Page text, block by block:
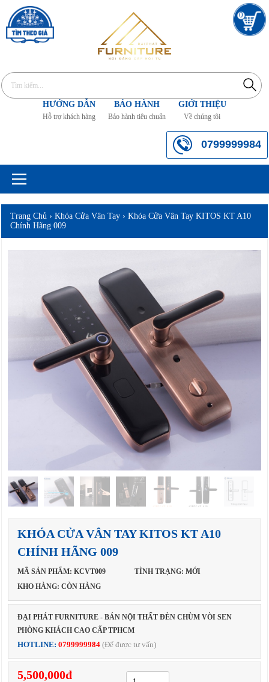
0
HƯỚNG DẪN
Hỗ trợ khách hàng
BẢO HÀNH
Bảo hành tiêu chuẩn
GIỚI THIỆU
Về chúng tôi
0799999984
Trang Chủ ›Khóa Cửa Vân Tay ›Khóa Cửa Vân Tay KITOS KT A10
Chính Hãng 009
KHÓA CỬA VÂN TAY KITOS KT A10
CHÍNH HÃNG 009
MÃ SẢN PHẨM: KCVT009
TÌNH TRẠNG: MỚI
KHO HÀNG: CÒN HÀNG
ĐẠI PHÁT FURNITURE - BÁN NỘI THẤT ĐÈN CHÙM VÒI SEN
PHÒNG KHÁCH CAO CẤP TPHCM
HOTLINE:0799999984 (Để được tư vấn)
5,500,000đ